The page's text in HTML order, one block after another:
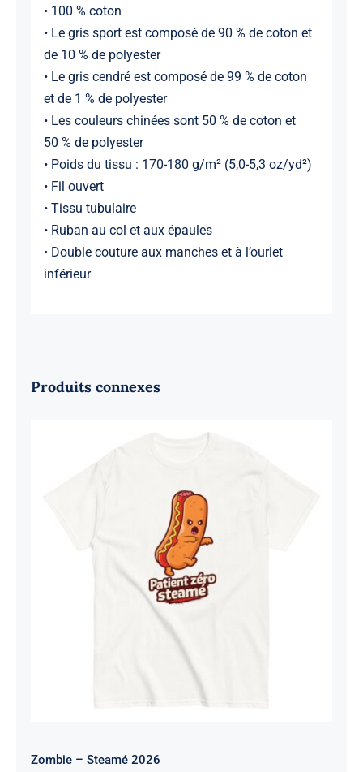
• 100 % coton
• Le gris sport est composé de 90 % de coton et
de 10 % de polyester
• Le gris cendré est composé de 99 % de coton
et de 1 % de polyester
• Les couleurs chinées sont 50 % de coton et
50 % de polyester
• Poids du tissu : 170-180 g/m² (5,0-5,3 oz/yd²)
• Fil ouvert
• Tissu tubulaire
• Ruban au col et aux épaules
• Double couture aux manches et à l’ourlet
inférieur
Produits connexes
Zombie – Steamé 2026
Zombie – Steamé 2026